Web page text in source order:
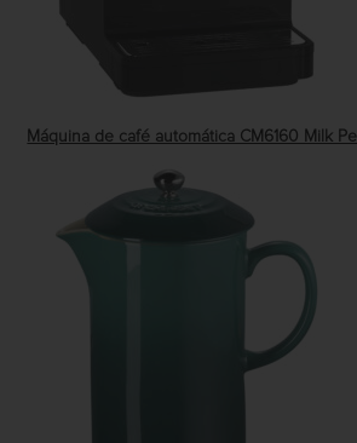
Máquina de café automática CM6160 Milk